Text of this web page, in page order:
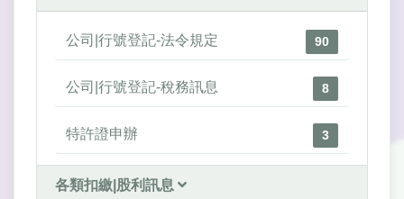
公司|行號登記-法令規定 90
公司|行號登記-稅務訊息 8
特許證申辦 3
各類扣繳|股利訊息